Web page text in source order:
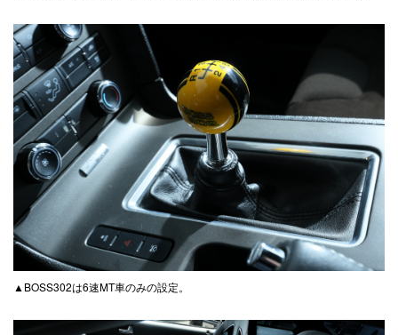
▲BOSS302は6速MT車のみの設定。